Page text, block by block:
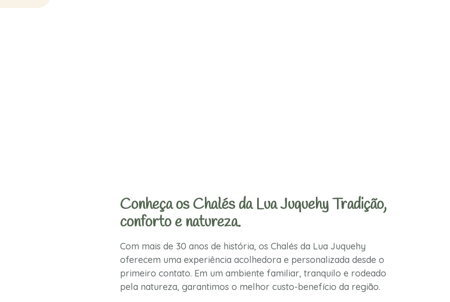
Conheça os Chalés da Lua Juquehy Tradição,
conforto e natureza.
Com mais de 30 anos de história, os Chalés da Lua Juquehy
oferecem uma experiência acolhedora e personalizada desde o
primeiro contato. Em um ambiente familiar, tranquilo e rodeado
pela natureza, garantimos o melhor custo-benefício da região.